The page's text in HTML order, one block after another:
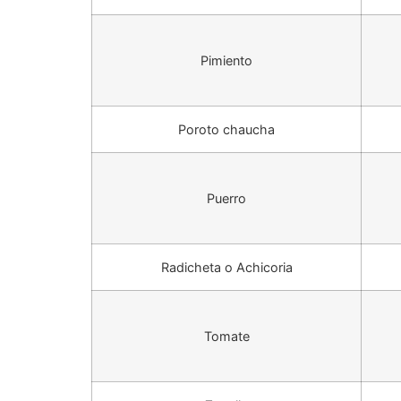
Pimiento
Poroto chaucha
Puerro
Radicheta o Achicoria
Tomate